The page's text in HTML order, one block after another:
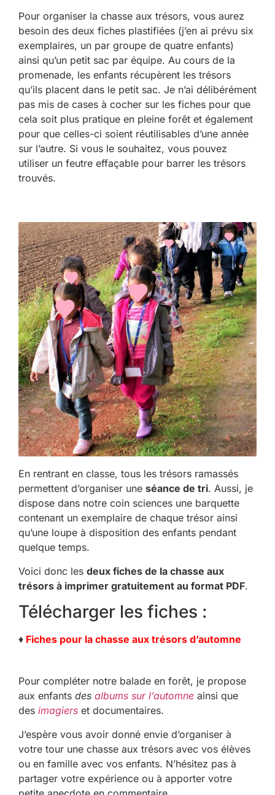
Pour organiser la chasse aux trésors, vous aurez
besoin des deux fiches plastifiées (j’en ai prévu six
exemplaires, un par groupe de quatre enfants)
ainsi qu’un petit sac par équipe. Au cours de la
promenade, les enfants récupèrent les trésors
qu’ils placent dans le petit sac. Je n’ai délibérément
pas mis de cases à cocher sur les fiches pour que
cela soit plus pratique en pleine forêt et également
pour que celles-ci soient réutilisables d’une année
sur l’autre. Si vous le souhaitez, vous pouvez
utiliser un feutre effaçable pour barrer les trésors
trouvés.
En rentrant en classe, tous les trésors ramassés
permettent d’organiser une séance de tri. Aussi, je
dispose dans notre coin sciences une barquette
contenant un exemplaire de chaque trésor ainsi
qu’une loupe à disposition des enfants pendant
quelque temps.
Voici donc les deux fiches de la chasse aux
trésors à imprimer gratuitement au format PDF.
Télécharger les fiches :
♦ Fiches pour la chasse aux trésors d’automne
Pour compléter notre balade en forêt, je propose
aux enfants des albums sur l’automne ainsi que
des imagiers et documentaires.
J’espère vous avoir donné envie d’organiser à
votre tour une chasse aux trésors avec vos élèves
ou en famille avec vos enfants. N’hésitez pas à
partager votre expérience ou à apporter votre